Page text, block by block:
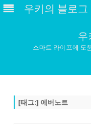
우키의 블로그
우
스마트 라이프에 도
[태그:] 에버노트